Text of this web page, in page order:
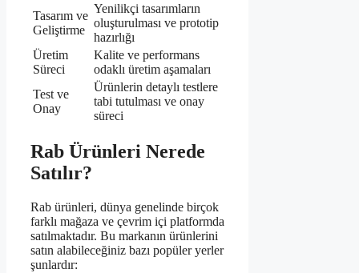
Tasarım ve
Geliştirme
Yenilikçi tasarımların
oluşturulması ve prototip
hazırlığı
Üretim
Süreci
Kalite ve performans
odaklı üretim aşamaları
Test ve
Onay
Ürünlerin detaylı testlere
tabi tutulması ve onay
süreci
Rab Ürünleri Nerede
Satılır?
Rab ürünleri, dünya genelinde birçok
farklı mağaza ve çevrim içi platformda
satılmaktadır. Bu markanın ürünlerini
satın alabileceğiniz bazı popüler yerler
şunlardır: